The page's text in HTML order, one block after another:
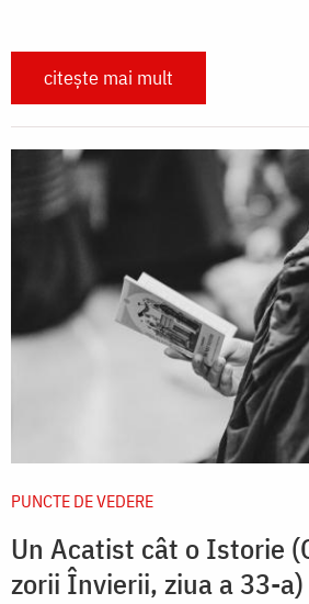
citește mai mult
PUNCTE DE VEDERE
Un Acatist cât o Istorie
zorii Învierii, ziua a 33-a)